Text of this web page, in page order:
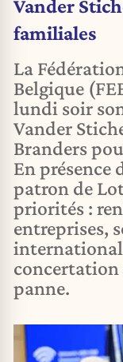
Vander
familiales
La
Belgique
lundi soir
Vander
Branders
En présence
patron de
priorités :
entreprises,
international
concertation
panne.